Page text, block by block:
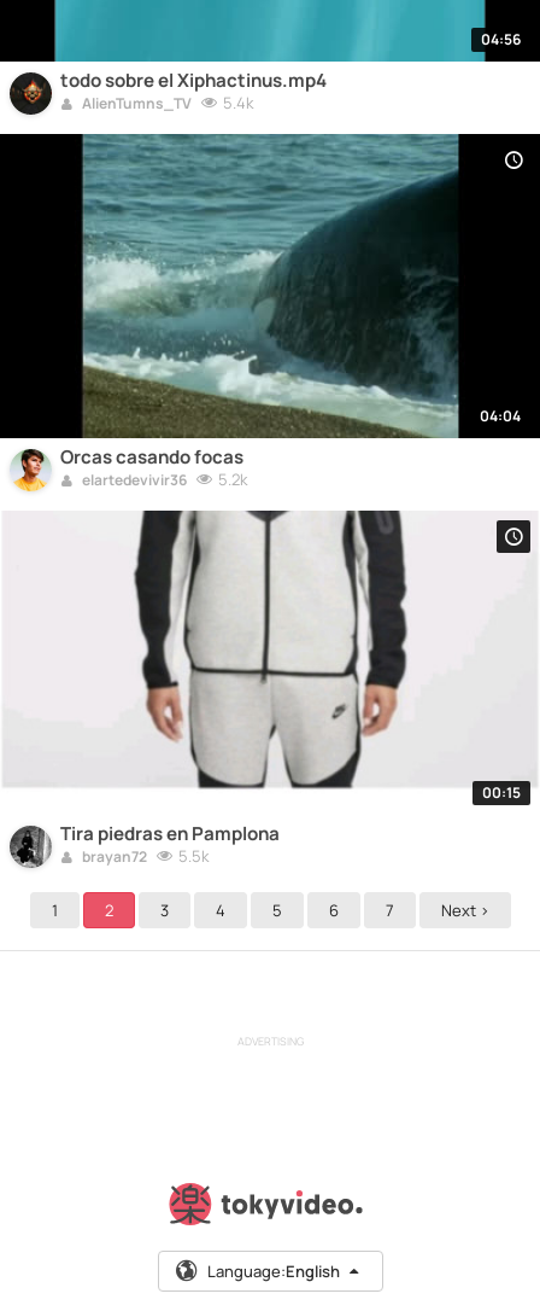
04:56
todo sobre el Xiphactinus.mp4
AlienTumns_TV 5.4k
04:04
Orcas casando focas
elartedevivir36 5.2k
00:15
Tira piedras en Pamplona
brayan72 5.5k
1 2 3 4 5 6 7 Next >
ADVERTISING
Language:English